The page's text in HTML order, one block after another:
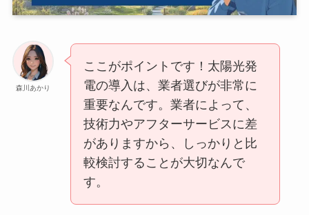
森川あかり
ここがポイントです！太陽光発
電の導入は、業者選びが非常に
重要なんです。業者によって、
技術力やアフターサービスに差
がありますから、しっかりと比
較検討することが大切なんで
す。